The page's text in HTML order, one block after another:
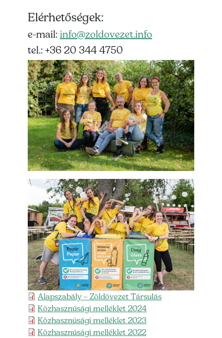
Elérhetőségek:
e-mail:info@zoldovezet.info
tel.: +36 20 344 4750
Feltöltött fileok
Alapszabály – Zöldövezet Társulás
Közhasznúsági melléklet 2024
Közhasznúsági melléklet 2023
Közhasznúsági melléklet 2022